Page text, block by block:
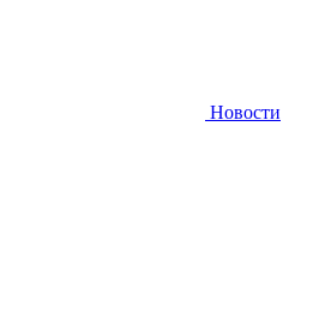
Новости